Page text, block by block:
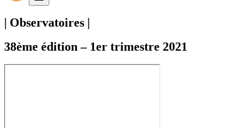
| Observatoires |
38ème édition – 1er trimestre 2021